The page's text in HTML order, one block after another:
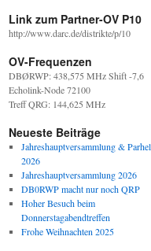
Link zum Partner-OV P10
http://www.darc.de/distrikte/p/10
OV-Frequenzen
DBØRWP: 438,575 MHz Shift -7,6
Echolink-Node 72100
Treff QRG: 144,625 MHz
Neueste Beiträge
Jahreshauptversammlung &
2026
Jahreshauptversammlung 2026
DB0RWP macht nur noch QRP
Hoher Besuch beim
Donnerstagabendtreffen
Frohe Weihnachten 2025